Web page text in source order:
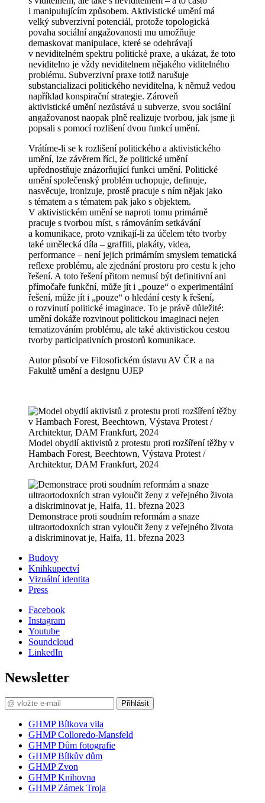
i manipulujícím způsobem. Aktivistické umění má
velký subverzivní potenciál, protože topologická
povaha sociální angažovanosti mu umožňuje
demaskovat manipulace, které se odehrávají
v neviditelném spektru politické praxe, a ukázat, že toto
neviditelno je vždy neviditelnem nějakého viditelného
problému. Subverzivní praxe totiž narušuje
substancializaci politického neviditelna, k němuž vedou
například konspirační strategie. Zároveň
aktivistické umění nezůstává u subverze, svou sociální
angažovanost naopak plně realizuje tvorbou, jak jsme ji
popsali s pomocí rozlišení dvou funkcí umění.
Vrátíme-li se k rozlišení politického a aktivistického
umění, lze závěrem říci, že politické umění
upřednostňuje znázorňující funkci umění. Politické
umění společenský problém uchopuje, definuje,
nasvěcuje, ironizuje, prostě pracuje s ním nějak jako
s tématem a s tématem pak jako s objektem.
V aktivistickém umění se naproti tomu primárně
pracuje s tvorbou míst, s rámováním setkávání
a komunikace, proto vznikají-li za účelem této tvorby
také umělecká díla – graffiti, plakáty, videa,
performance – není jejich primárním smyslem tematická
reflexe problému, ale zjednání prostoru pro cestu k jeho
řešení. A toto řešení přitom nemusí být definitivní ani
přímočaře funkční, může jít i „pouze“ o experimentální
řešení, může jít i „pouze“ o hledání cesty k řešení,
o rozvinutí politické imaginace. To je právě důležité:
umění dokáže rozvinout politickou imaginaci nejen
tematizováním problému, ale také aktivistickou cestou
tvorby participativních prostorů komunikace.
Autor působí ve Filosofickém ústavu AV ČR a na
Fakultě umění a designu UJEP
Model obydlí aktivistů z protestu proti rozšíření těžby v
Hambach Forest, Beechtown, Výstava Protest /
Architektur, DAM Frankfurt, 2024
Demonstrace proti soudním reformám a snaze
ultraortodoxních stran vyloučit ženy z veřejného života
a diskriminovat je, Haifa, 11. března 2023
Budovy
Knihkupectví
Vizuální identita
Press
Facebook
Instagram
Youtube
Soundcloud
LinkedIn
Newsletter
Přihlásit
GHMP Bílkova vila
GHMP Colloredo-Mansfeld
GHMP Dům fotografie
GHMP Bílkův dům
GHMP Zvon
GHMP Knihovna
GHMP Zámek Troja